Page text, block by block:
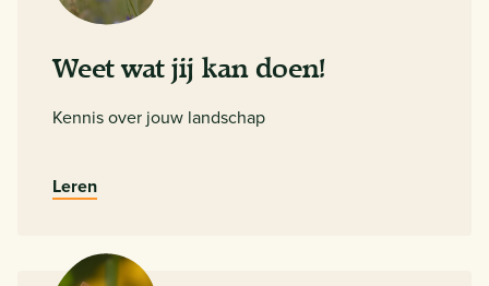
Weet wat jij kan doen!
Kennis over jouw landschap
Leren